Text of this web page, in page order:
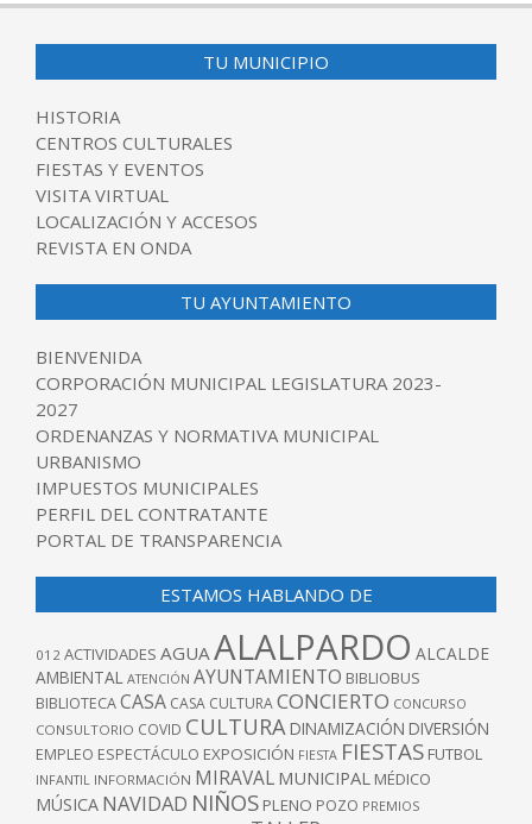
TU MUNICIPIO
HISTORIA
CENTROS CULTURALES
FIESTAS Y EVENTOS
VISITA VIRTUAL
LOCALIZACIÓN Y ACCESOS
REVISTA EN ONDA
TU AYUNTAMIENTO
BIENVENIDA
CORPORACIÓN MUNICIPAL LEGISLATURA 2023-
2027
ORDENANZAS Y NORMATIVA MUNICIPAL
URBANISMO
IMPUESTOS MUNICIPALES
PERFIL DEL CONTRATANTE
PORTAL DE TRANSPARENCIA
ESTAMOS HABLANDO DE
012 ACTIVIDADES AGUAALALPARDO ALCALDE
AMBIENTAL ATENCIÓN AYUNTAMIENTO BIBLIOBUS
BIBLIOTECACASA CASA CULTURACONCIERTO CONCURSO
CONSULTORIO COVID CULTURA DINAMIZACIÓN DIVERSIÓN
EMPLEO ESPECTÁCULO EXPOSICIÓN FIESTA FIESTAS FUTBOL
INFANTIL INFORMACIÓN MIRAVAL MUNICIPAL MÉDICO
MÚSICA NAVIDAD NIÑOS PLENO POZO PREMIOS